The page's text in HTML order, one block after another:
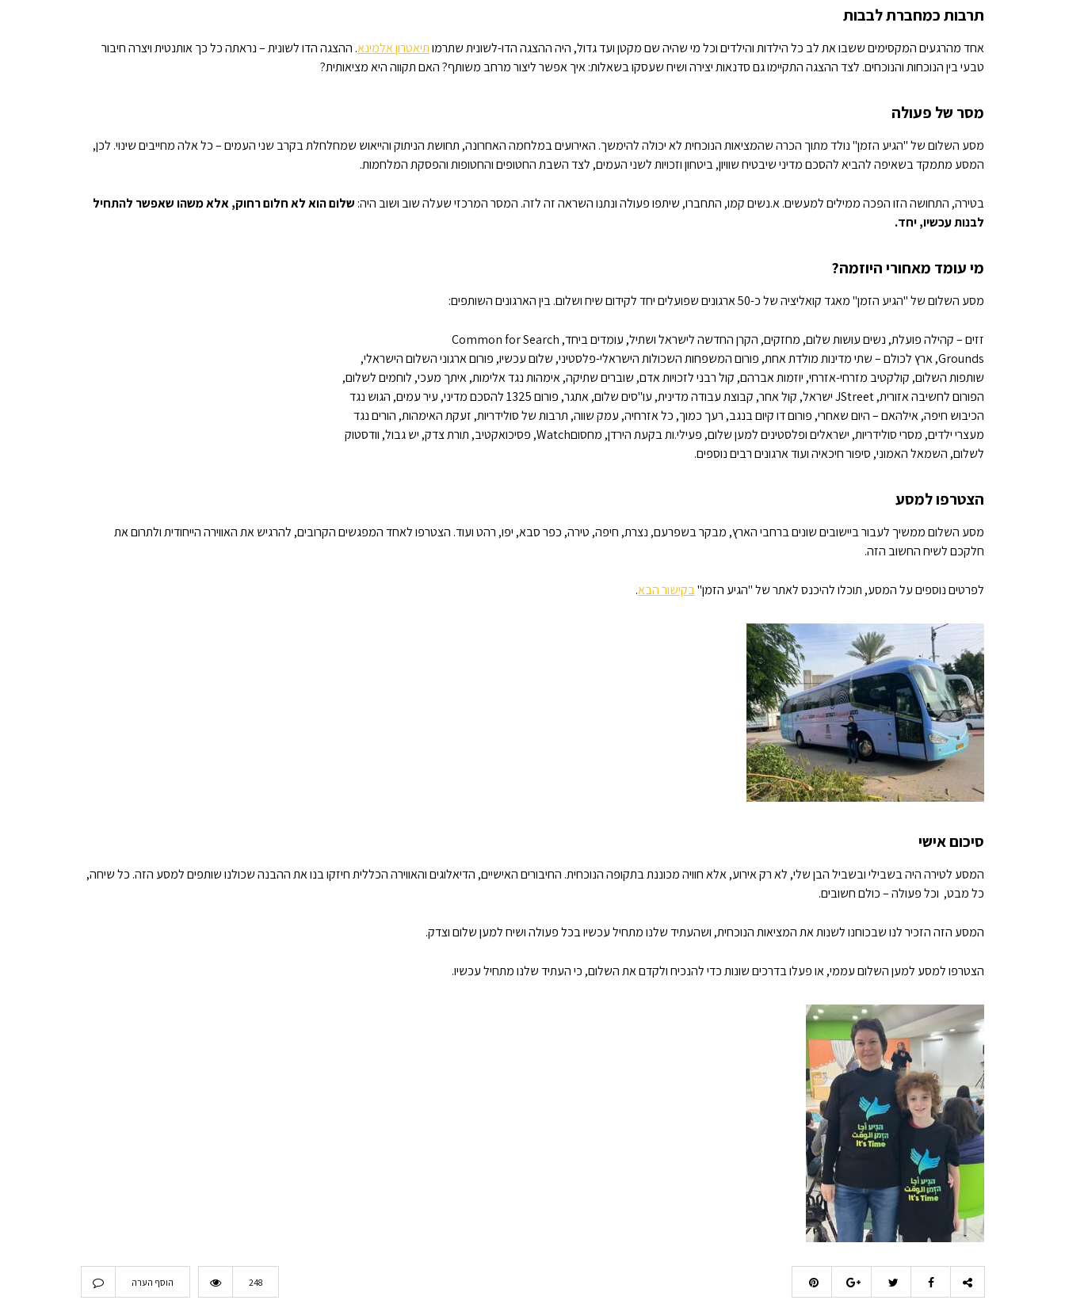
תרבות כמחברת לבבות
אחד מהרגעים המקסימים ששבו את לב כל הילדות והילדים וכל מי שהיה שם מקטן ועד גדול, היה ההצגה הדו-לשונית שתרמותיאטרון אלמינא. ההצגה הדו לשונית – נראתה כל כך אותנטית ויצרה חיבור
טבעי בין הנוכחות והנוכחים. לצד ההצגה התקיימו גם סדנאות יצירה ושיח שעסקו בשאלות: איך אפשר ליצור מרחב משותף? האם תקווה היא מציאותית?
מסר של פעולה
מסע השלום של "הגיע הזמן" נולד מתוך הכרה שהמציאות הנוכחית לא יכולה להימשך. האירועים במלחמה האחרונה, תחושת הניתוק והייאוש שמחלחלת בקרב שני העמים – כל אלה מחייבים שינוי. לכן,
המסע מתמקד בשאיפה להביא להסכם מדיני שיבטיח שוויון, ביטחון וזכויות לשני העמים, לצד השבת החטופים והחטופות והפסקת המלחמות.
בטירה, התחושה הזו הפכה ממילים למעשים. א.נשים קמו, התחברו, שיתפו פעולה ונתנו השראה זה לזה. המסר המרכזי שעלה שוב ושוב היה: שלום הוא לא חלום רחוק, אלא משהו שאפשר להתחיל
לבנות עכשיו, יחד.
מי עומד מאחורי היוזמה?
מסע השלום של "הגיע הזמן" מאגד קואליציה של כ-50 ארגונים שפועלים יחד לקידום שיח ושלום. בין הארגונים השותפים:
זזים – קהילה פועלת, נשים עושות שלום, מחזקים, הקרן החדשה לישראל ושתיל, עומדים ביחד, Common for Search
Grounds, ארץ לכולם – שתי מדינות מולדת אחת, פורום המשפחות השכולות הישראלי-פלסטיני, שלום עכשיו, פורום ארגוני השלום הישראלי,
שותפות השלום, קולקטיב מזרחי-אזרחי, יוזמות אברהם, קול רבני לזכויות אדם, שוברים שתיקה, אימהות נגד אלימות, איתך מעכי, לוחמים לשלום,
הפורום לחשיבה אזורית, JStreet ישראל, קול אחר, קבוצת עבודה מדינית, עו"סים שלום, אתגר, פורום 1325 להסכם מדיני, עיר עמים, הגוש נגד
הכיבוש חיפה, אילהאם – היום שאחרי, פורום דו קיום בנגב, רעך כמוך, כל אזרחיה, עמק שווה, תרבות של סולידריות, זעקת האימהות, הורים נגד
מעצרי ילדים, מסרי סולידריות, ישראלים ופלסטינים למען שלום, פעילי.ות בקעת הירדן, מחסוםWatch, פסיכואקטיב, תורת צדק, יש גבול, וודסטוק
לשלום, השמאל האמוני, סיפור חיכאיה ועוד ארגונים רבים נוספים.
הצטרפו למסע
מסע השלום ממשיך לעבור ביישובים שונים ברחבי הארץ, מבקר בשפרעם, נצרת, חיפה, טירה, כפר סבא, יפו, רהט ועוד. הצטרפו לאחד המפגשים הקרובים, להרגיש את האווירה הייחודית ולתרום את
חלקכם לשיח החשוב הזה.
לפרטים נוספים על המסע, תוכלו להיכנס לאתר של "הגיע הזמן"בקישור הבא.
סיכום אישי
המסע לטירה היה בשבילי ובשביל הבן שלי, לא רק אירוע, אלא חוויה מכוננת בתקופה הנוכחית. החיבורים האישיים, הדיאלוגים והאווירה הכללית חיזקו בנו את ההבנה שכולנו שותפים למסע הזה. כל שיחה,
כל מבט, וכל פעולה – כולם חשובים.
המסע הזה הזכיר לנו שבכוחנו לשנות את המציאות הנוכחית, ושהעתיד שלנו מתחיל עכשיו בכל פעולה ושיח למען שלום וצדק.
הצטרפו למסע למען השלום עממי, או פעלו בדרכים שונות כדי להנכיח ולקדם את השלום, כי העתיד שלנו מתחיל עכשיו.
הוסף הערה 248